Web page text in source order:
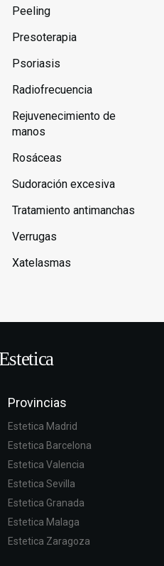
Peeling
Presoterapia
Psoriasis
Radiofrecuencia
Rejuvenecimiento de
manos
Rosáceas
Sudoración excesiva
Tratamiento antimanchas
Verrugas
Xatelasmas
Provincias
Estetica Madrid
Estetica Barcelona
Estetica Valencia
Estetica Sevilla
Estetica Granada
Estetica Malaga
Estetica Zaragoza